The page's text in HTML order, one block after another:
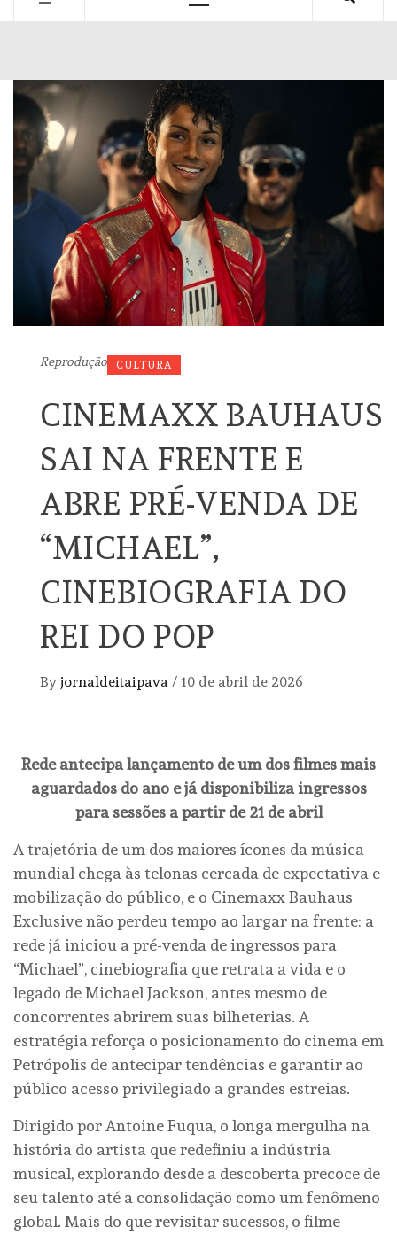
Reprodução CULTURA
CINEMAXX BAUHAUS
SAI NA FRENTE E
ABRE PRÉ-VENDA DE
“MICHAEL”,
CINEBIOGRAFIA DO
REI DO POP
By jornaldeitaipava / 10 de abril de 2026
Rede antecipa lançamento de um dos filmes mais
aguardados do ano e já disponibiliza ingressos
para sessões a partir de 21 de abril
A trajetória de um dos maiores ícones da música
mundial chega às telonas cercada de expectativa e
mobilização do público, e o Cinemaxx Bauhaus
Exclusive não perdeu tempo ao largar na frente: a
rede já iniciou a pré-venda de ingressos para
“Michael”, cinebiografia que retrata a vida e o
legado de Michael Jackson, antes mesmo de
concorrentes abrirem suas bilheterias. A
estratégia reforça o posicionamento do cinema em
Petrópolis de antecipar tendências e garantir ao
público acesso privilegiado a grandes estreias.
Dirigido por Antoine Fuqua, o longa mergulha na
história do artista que redefiniu a indústria
musical, explorando desde a descoberta precoce de
seu talento até a consolidação como um fenômeno
global. Mais do que revisitar sucessos, o filme